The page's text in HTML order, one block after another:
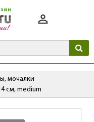
мочалки
см, medium